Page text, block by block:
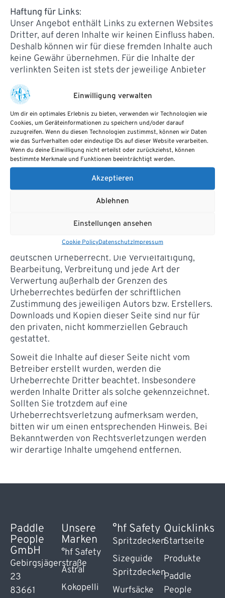
Einwilligung verwalten
Um dir ein optimales Erlebnis zu bieten, verwenden wir Technologien wie
Cookies, um Geräteinformationen zu speichern und/oder darauf
zuzugreifen. Wenn du diesen Technologien zustimmst, können wir Daten
wie das Surfverhalten oder eindeutige IDs auf dieser Website verarbeiten.
Wenn du deine Einwilligung nicht erteilst oder zurückziehst, können
bestimmte Merkmale und Funktionen beeinträchtigt werden.
Akzeptieren
Ablehnen
Einstellungen ansehen
Cookie PolicyDatenschutzImpressum
Haftung für Links:
Unser Angebot enthält Links zu externen Websites
Dritter, auf deren Inhalte wir keinen Einfluss haben.
Deshalb können wir für diese fremden Inhalte auch
keine Gewähr übernehmen. Für die Inhalte der
verlinkten Seiten ist stets der jeweilige Anbieter
oder Betreiber der Seiten verantwortlich. Die
verlinkten Seiten wurden zum Zeitpunkt der
Verlinkung auf mögliche Rechtsverstöße
überprüft. Rechtswidrige Inhalte waren zum
Zeitpunkt der Verlinkung nicht erkennbar.
Eine permanente inhaltliche Kontrolle der
verlinkten Seiten ist jedoch ohne konkrete
Anhaltspunkte einer Rechtsverletzung nicht
zumutbar. Bei Bekanntwerden von
Rechtsverletzungen werden wir derartige Links
umgehend entfernen.
und Werke auf diesen Seiten unterliegen dem
deutschen Urheberrecht. Die Vervielfältigung,
Bearbeitung, Verbreitung und jede Art der
Verwertung außerhalb der Grenzen des
Urheberrechtes bedürfen der schriftlichen
Zustimmung des jeweiligen Autors bzw. Erstellers.
Downloads und Kopien dieser Seite sind nur für
den privaten, nicht kommerziellen Gebrauch
gestattet.
Soweit die Inhalte auf dieser Seite nicht vom
Betreiber erstellt wurden, werden die
Urheberrechte Dritter beachtet. Insbesondere
werden Inhalte Dritter als solche gekennzeichnet.
Sollten Sie trotzdem auf eine
Urheberrechtsverletzung aufmerksam werden,
bitten wir um einen entsprechenden Hinweis. Bei
Bekanntwerden von Rechtsverletzungen werden
wir derartige Inhalte umgehend entfernen.
Paddle
People
GmbH
Gebirgsjägerstraße
23
83661
Unsere
Marken
°hf Safety
Astral
Kokopelli
°hf Safety
Spritzdecken
Sizeguide
Spritzdecken
Wurfsäcke
Quicklinks
Startseite
Produkte
Paddle
People